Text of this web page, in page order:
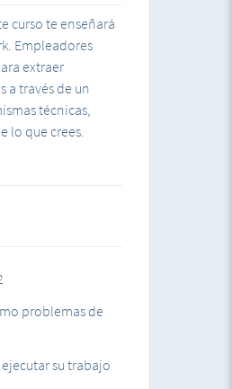
curso te enseñará
Empleadores
extraer
a través de un
técnicas,
lo que crees.
y luego
resistentes de
Python
problemas de
su trabajo